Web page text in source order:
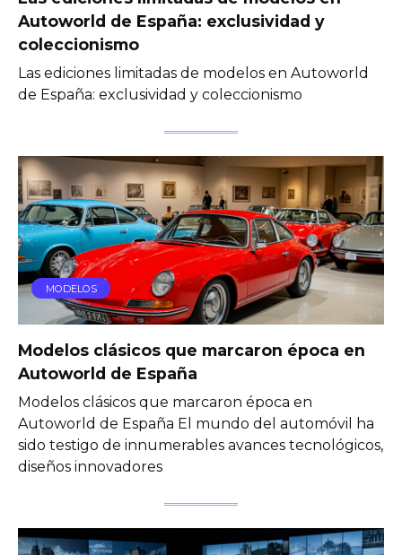
Autoworld de España: exclusividad y
coleccionismo
Las ediciones limitadas de modelos en Autoworld
de España: exclusividad y coleccionismo
MODELOS
Modelos clásicos que marcaron época en
Autoworld de España
Modelos clásicos que marcaron época en
Autoworld de España El mundo del automóvil ha
sido testigo de innumerables avances tecnológicos,
diseños innovadores